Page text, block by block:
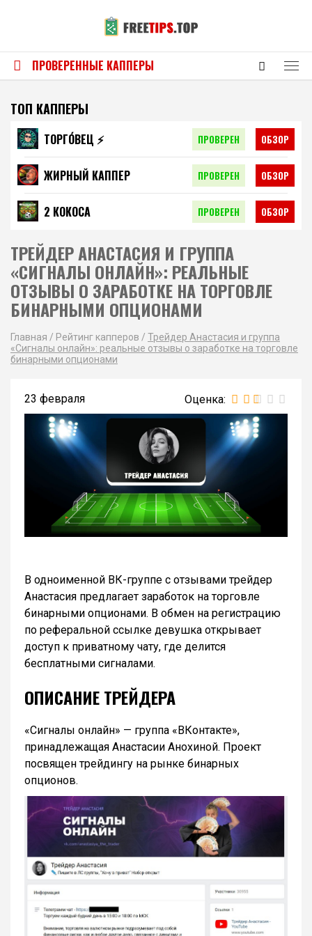
ПРОВЕРЕННЫЕ КАППЕРЫ
ТОП КАППЕРЫ
ТОРГО́ВЕЦ ⚡️ ПРОВЕРЕН ОБЗОР
ЖИРНЫЙ КАППЕР ПРОВЕРЕН ОБЗОР
2 КОКОСА ПРОВЕРЕН ОБЗОР
ТРЕЙДЕР АНАСТАСИЯ И ГРУППА
«СИГНАЛЫ ОНЛАЙН»: РЕАЛЬНЫЕ
ОТЗЫВЫ О ЗАРАБОТКЕ НА ТОРГОВЛЕ
БИНАРНЫМИ ОПЦИОНАМИ
Главная / Рейтинг капперов / Трейдер Анастасия и группа
«Сигналы онлайн»: реальные отзывы о заработке на торговле
бинарными опционами
23 февраля
В одноименной ВК-группе с отзывами трейдер
Анастасия предлагает заработок на торговле
бинарными опционами. В обмен на регистрацию
по реферальной ссылке девушка открывает
доступ к приватному чату, где делится
бесплатными сигналами.
ОПИСАНИЕ ТРЕЙДЕРА
«Сигналы онлайн» — группа «ВКонтакте»,
принадлежащая Анастасии Анохиной. Проект
посвящен трейдингу на рынке бинарных
опционов.